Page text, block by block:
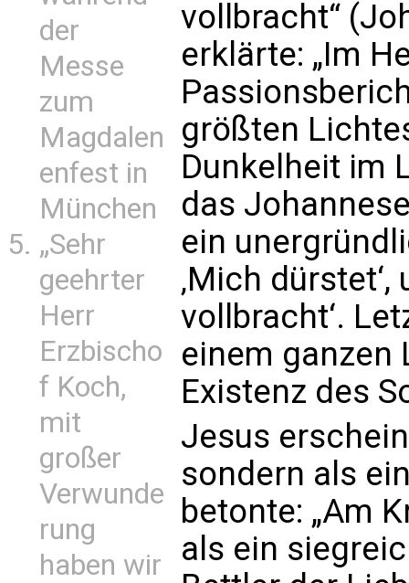
der
Messe
zum
Magdalen
enfest in
München
„Sehr
geehrter
Herr
Erzbischo
f Koch,
mit
großer
Verwunde
rung
haben wir
vollbracht“
erklärte: „Im
größten
Dunkelheit im
das
ein
‚Mich
vollbracht‘.
einem ganzen
Existenz des
Jesus
sondern als
betonte: „Am
als ein